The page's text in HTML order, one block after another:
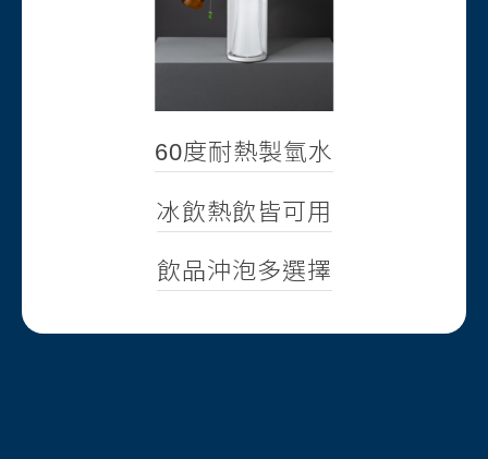
60度耐熱製氫水
冰飲熱飲皆可用
飲品沖泡多選擇